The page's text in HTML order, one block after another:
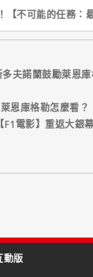
【不可能的任務：
夫諾蘭鼓勵萊恩庫
恩庫格勒怎麼看？
電影】重返大銀幕
動版